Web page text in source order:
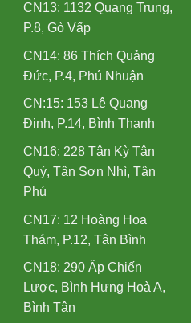
CN13: 1132 Quang Trung,
P.8, Gò Vấp
CN14: 86 Thích Quảng
Đức, P.4, Phú Nhuận
CN:15: 153 Lê Quang
Định, P.14, Bình Thạnh
CN16: 228 Tân Kỳ Tân
Quý, Tân Sơn Nhì, Tân
Phú
CN17: 12 Hoàng Hoa
Thám, P.12, Tân Bình
CN18: 290 Ấp Chiến
Lược, Bình Hưng Hoà A,
Bình Tân